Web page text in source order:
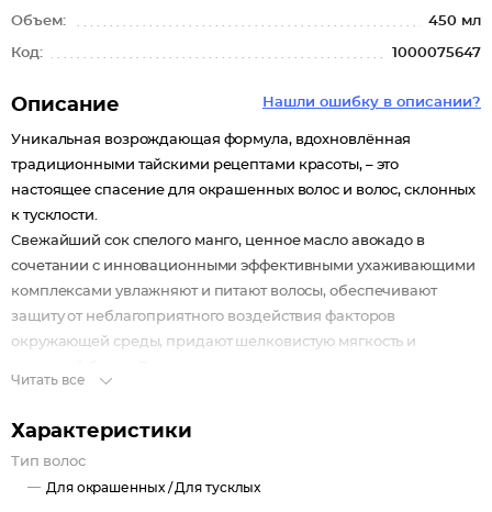
Объем: 450 мл
Код: 1000075647
Нашли ошибку в описании?
Описание
Уникальная возрождающая формула, вдохновлённая
традиционными тайскими рецептами красоты, – это
настоящее спасение для окрашенных волос и волос, склонных
к тусклости.
Свежайший сок спелого манго, ценное масло авокадо в
сочетании с инновационными эффективными ухаживающими
комплексами увлажняют и питают волосы, обеспечивают
защиту от неблагоприятного воздействия факторов
окружающей среды, придают шелковистую мягкость и
блестящих волос.
Читать все
Характеристики
Тип волос
Для окрашенных /Для тусклых